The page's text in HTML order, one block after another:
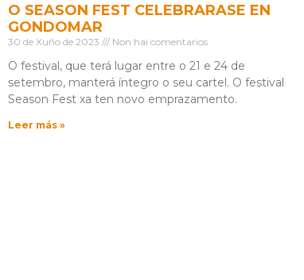
O SEASON FEST CELEBRARASE EN
GONDOMAR
30 de Xuño de 2023 Non hai comentarios
O festival, que terá lugar entre o 21 e 24 de
setembro, manterá íntegro o seu cartel. O festival
Season Fest xa ten novo emprazamento.
Leer más »